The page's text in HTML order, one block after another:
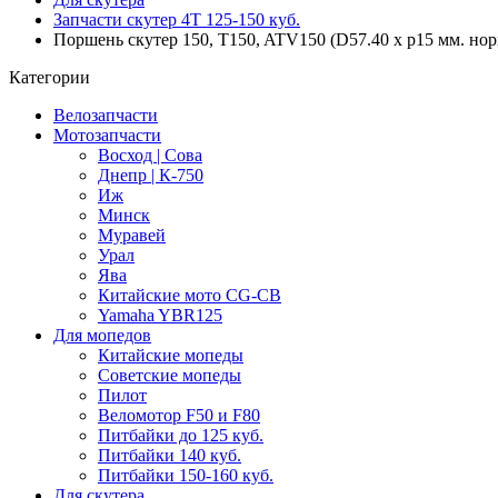
Запчасти скутер 4Т 125-150 куб.
Поршень скутер 150, T150, ATV150 (D57.40 x p15 мм.
Категории
Велозапчасти
Мотозапчасти
Восход | Сова
Днепр | К-750
Иж
Минск
Муравей
Урал
Ява
Китайские мото CG-CB
Yamaha YBR125
Для мопедов
Китайские мопеды
Советские мопеды
Пилот
Веломотор F50 и F80
Питбайки до 125 куб.
Питбайки 140 куб.
Питбайки 150-160 куб.